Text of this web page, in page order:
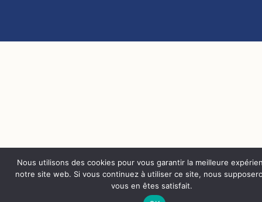
Nous utilisons des cookies pour vous garantir la meilleure
notre site web. Si vous continuez à utiliser ce site, nous
vous en êtes satisfait.